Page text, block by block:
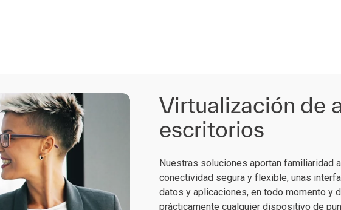
Virtualización de
escritorios
Nuestras soluciones aportan familiaridad
conectividad segura y flexible, unas
datos y aplicaciones, en todo momento y
prácticamente cualquier dispositivo de